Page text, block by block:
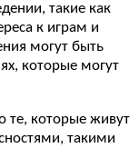
такие как
к играм и
могут быть
которые могут
те, которые живут
такими